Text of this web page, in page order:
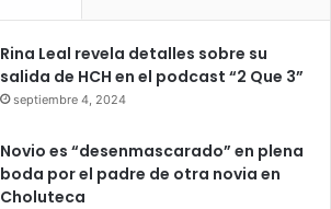
Rina Leal revela detalles sobre su
salida de HCH en el podcast “2 Que 3”
septiembre 4, 2024
Novio es “desenmascarado” en plena
boda por el padre de otra novia en
Choluteca